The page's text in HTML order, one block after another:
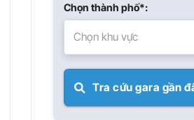
Chọn thành phố*:
Chọn khu vực
Tra cứu gara gần